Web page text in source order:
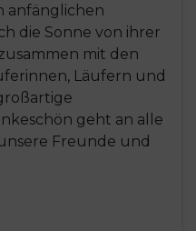
anfänglichen
die Sonne von ihrer
mit den
Läufern und
geht an alle
Freunde und